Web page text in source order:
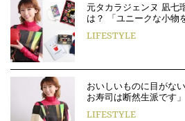
元タカラジェンヌ 凪七
は？ 「ユニークな小物
LIFESTYLE
おいしいものに目がな
お寿司は断然生派です
LIFESTYLE